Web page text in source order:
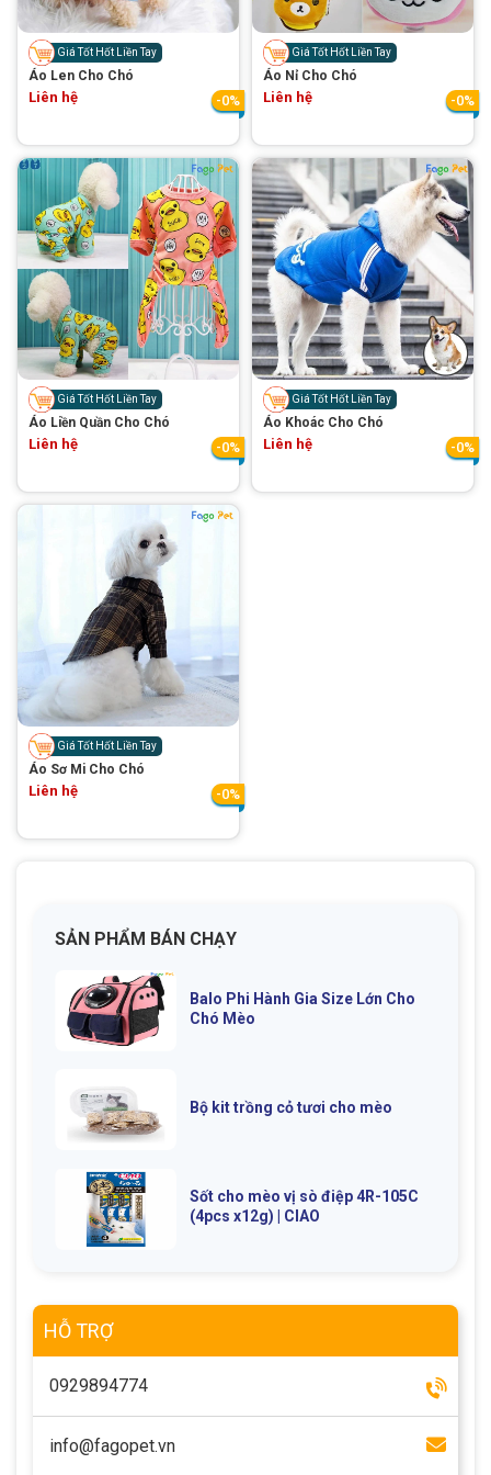
spa cho thú cưng
Thông tin về chó
Thông tin về mèo
CHÍNH SÁCH
Chính sách mua hàng Chính sách vận chuyển
Chính sách bảo hành Chính sách bảo mật
Chính sách đổi trả
LIÊN HỆ
TỔNG ĐÀI TƯ VẤN
0929894774
Giá Tốt Hốt Liền Tay
Áo Len Cho Chó
Liên hệ -0%
Giá Tốt Hốt Liền Tay
Áo Nỉ Cho Chó
Liên hệ -0%
Giá Tốt Hốt Liền Tay
Áo Liền Quần Cho Chó
Liên hệ -0%
Giá Tốt Hốt Liền Tay
Áo Khoác Cho Chó
Liên hệ -0%
Giá Tốt Hốt Liền Tay
Áo Sơ Mi Cho Chó
Liên hệ -0%
SẢN PHẨM BÁN CHẠY
Balo Phi Hành Gia Size Lớn Cho
Chó Mèo
Bộ kit trồng cỏ tươi cho mèo
Sốt cho mèo vị sò điệp 4R-105C
(4pcs x12g) | CIAO
HỖ TRỢ
0929894774
info@fagopet.vn